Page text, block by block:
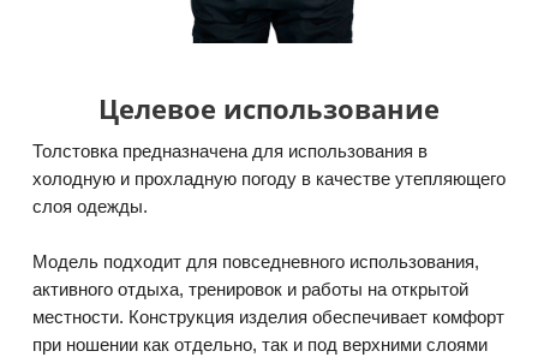
Целевое использование
Толстовка предназначена для использования в
холодную и прохладную погоду в качестве утепляющего
слоя одежды.
Модель подходит для повседневного использования,
активного отдыха, тренировок и работы на открытой
местности. Конструкция изделия обеспечивает комфорт
при ношении как отдельно, так и под верхними слоями